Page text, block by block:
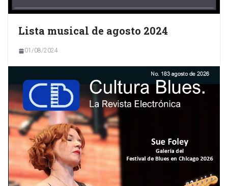
Lista musical de agosto 2024
01/08/2024